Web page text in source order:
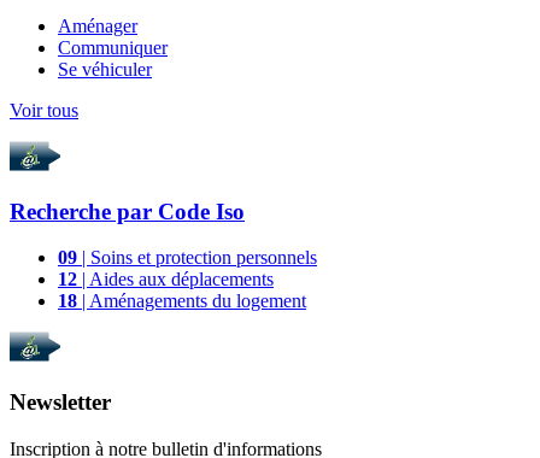
Aménager
Communiquer
Se véhiculer
Voir tous
Recherche par Code Iso
09 | Soins et protection personnels
12 | Aides aux déplacements
18 | Aménagements du logement
Newsletter
Inscription à notre bulletin d'informations